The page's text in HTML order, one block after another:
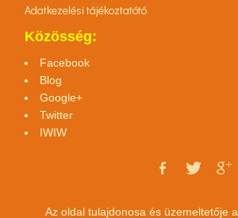
Adatkezelési tájékoztatótó
Közösség:
Facebook
Blog
Google+
Twitter
IWIW
Az oldal tulajdonosa és üzemeltetője a